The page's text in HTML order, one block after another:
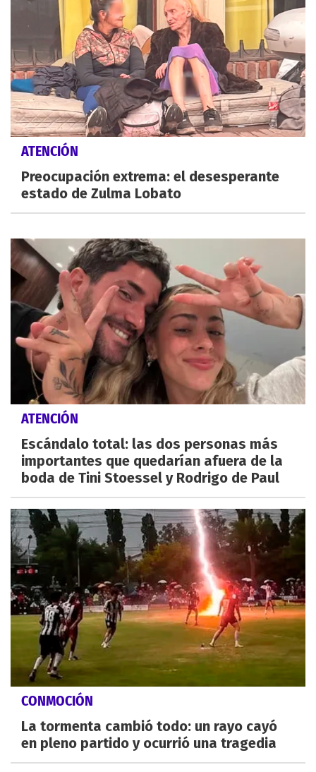
ATENCIÓN
Preocupación extrema: el desesperante
estado de Zulma Lobato
ATENCIÓN
Escándalo total: las dos personas más
importantes que quedarían afuera de la
boda de Tini Stoessel y Rodrigo de Paul
CONMOCIÓN
La tormenta cambió todo: un rayo cayó
en pleno partido y ocurrió una tragedia